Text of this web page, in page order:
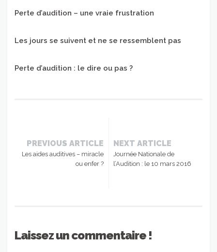
Perte d’audition – une vraie frustration
Les jours se suivent et ne se ressemblent pas
Perte d’audition : le dire ou pas ?
PREVIOUS ARTICLE
Les aides auditives – miracle
ou enfer ?
NEXT ARTICLE
Journée Nationale de
l’Audition : le 10 mars 2016
Laissez un commentaire !